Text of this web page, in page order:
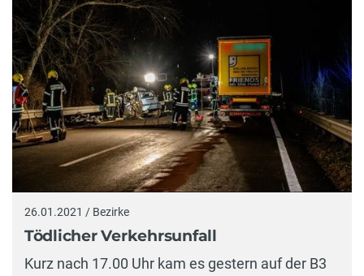
26.01.2021 / Bezirke
Tödlicher Verkehrsunfall
Kurz nach 17.00 Uhr kam es gestern auf der B3